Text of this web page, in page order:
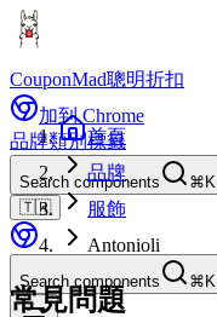
CouponMad聰明折扣
加到 Chrome
品牌類別標籤
Search components
⌘K
🇹🇼
Search components ⌘K
首頁
品牌
服飾
Antonioli
常見問題